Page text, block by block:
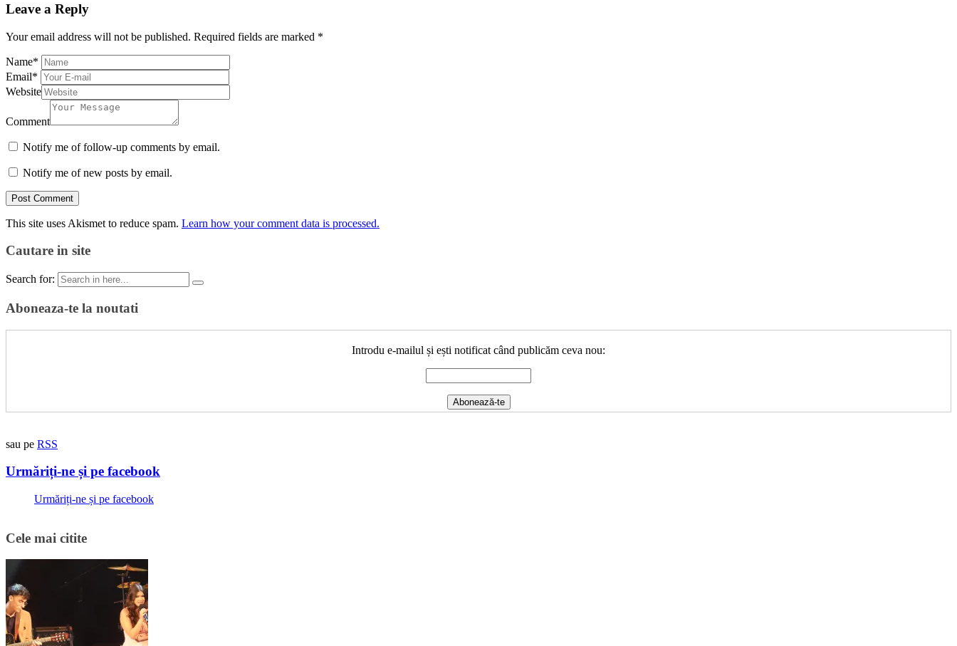
Leave a Reply
Your email address will not be published. Required fields are marked *
Name*
Email*
Website
Comment
Notify me of follow-up comments by email.
Notify me of new posts by email.
This site uses Akismet to reduce spam. Learn how your comment data is processed.
Cautare in site
Search for:
Aboneaza-te la noutati
Introdu e-mailul și ești notificat când publicăm ceva nou:
sau pe RSS
Urmăriți-ne și pe facebook
Urmăriți-ne și pe facebook
Cele mai citite